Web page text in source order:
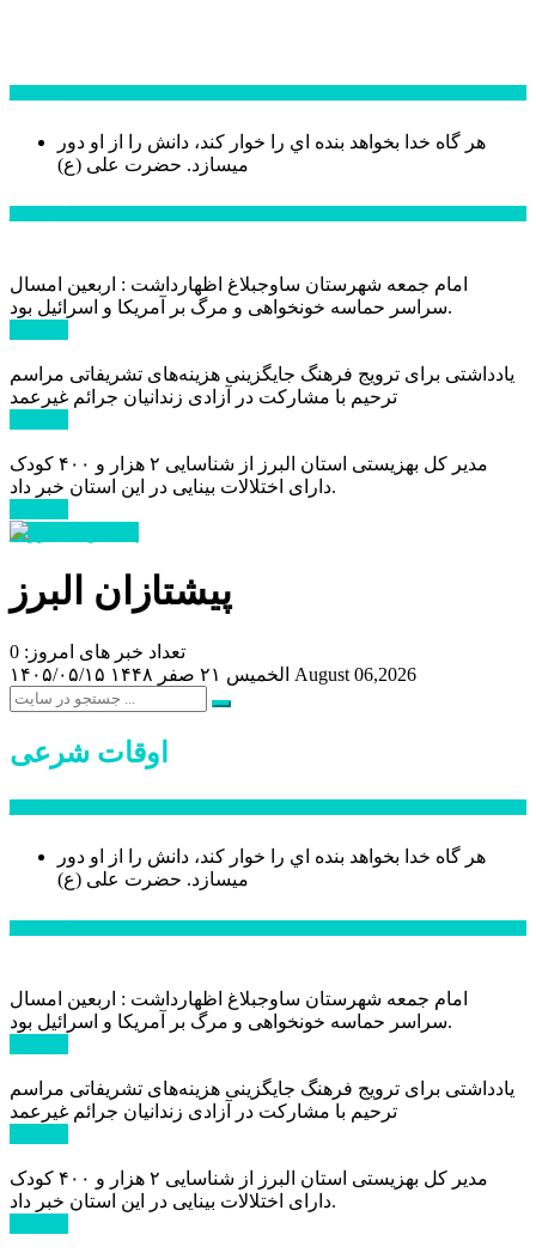
هر گاه خدا بخواهد بنده اي را خوار كند، دانش را از او دور
میسازد. حضرت علی (ع)
امام جمعه شهرستان ساوجبلاغ اظهارداشت : اربعین امسال
سراسر حماسه خونخواهی و مرگ بر آمریکا و اسرائیل بود.
یادداشتی برای ترویج فرهنگ جایگزینی هزینه‌های تشریفاتی مراسم
ترحیم با مشارکت در آزادی زندانیان جرائم غیرعمد
مدیر کل بهزیستی استان البرز از شناسایی ۲ هزار و ۴۰۰ کودک
دارای اختلالات بینایی در این استان خبر داد.
پیشتازان البرز
تعداد خبر های امروز: 0
۱۴۰۵/۰۵/۱۵
الخميس ۲۱ صفر ۱۴۴۸ August 06,2026
اوقات شرعی
هر گاه خدا بخواهد بنده اي را خوار كند، دانش را از او دور
میسازد. حضرت علی (ع)
امام جمعه شهرستان ساوجبلاغ اظهارداشت : اربعین امسال
سراسر حماسه خونخواهی و مرگ بر آمریکا و اسرائیل بود.
یادداشتی برای ترویج فرهنگ جایگزینی هزینه‌های تشریفاتی مراسم
ترحیم با مشارکت در آزادی زندانیان جرائم غیرعمد
مدیر کل بهزیستی استان البرز از شناسایی ۲ هزار و ۴۰۰ کودک
دارای اختلالات بینایی در این استان خبر داد.